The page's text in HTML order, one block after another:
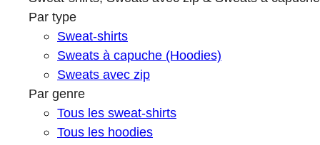
Par type
Sweat-shirts
Sweats à capuche (Hoodies)
Sweats avec zip
Par genre
Tous les sweat-shirts
Tous les hoodies